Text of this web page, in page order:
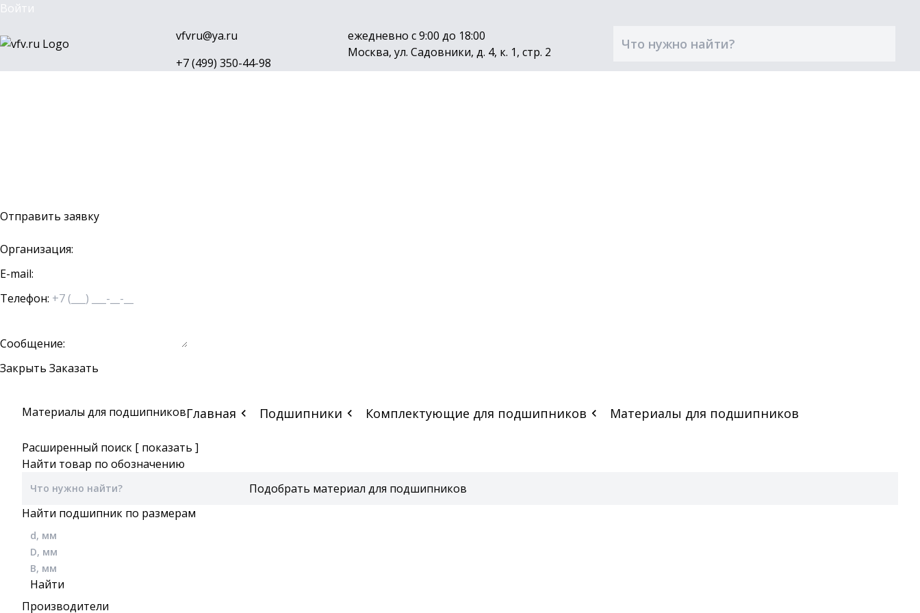
Войти
vfvru@ya.ru
+7 (499) 350-44-98
ежедневно с 9:00 до 18:00
Москва, ул. Садовники, д. 4, к. 1, стр. 2
Отправить заявку
Организация:
E-mail:
Телефон:
Сообщение:
Закрыть Заказать
Материалы для подшипниковГлавная Подшипники Комплектующие для подшипников Материалы для подшипников
Расширенный поиск [ показать ]
Найти товар по обозначению
Найти подшипник по размерам
Производители